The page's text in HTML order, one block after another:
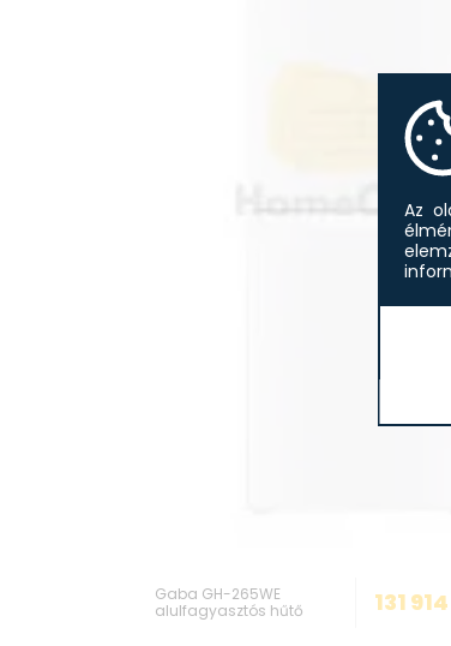
Gaba GH-265WE
alulfagyasztós hűtő
131 914
Az